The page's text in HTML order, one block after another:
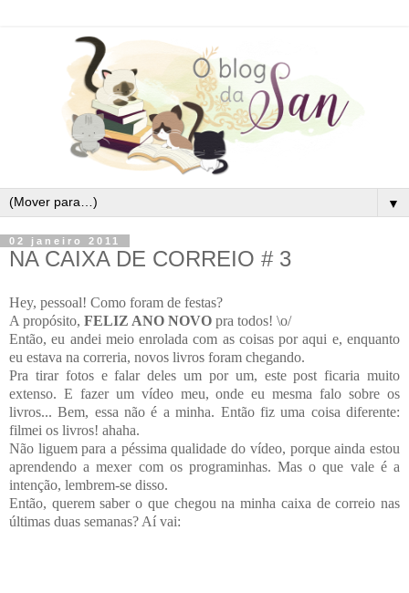
▼
02 janeiro 2011
NA CAIXA DE CORREIO # 3
Hey, pessoal! Como foram de festas?
A propósito, FELIZ ANO NOVO pra todos! \o/
Então, eu andei meio enrolada com as coisas por aqui e, enquanto
eu estava na correria, novos livros foram chegando.
Pra tirar fotos e falar deles um por um, este post ficaria muito
extenso. E fazer um vídeo meu, onde eu mesma falo sobre os
livros... Bem, essa não é a minha. Então fiz uma coisa diferente:
filmei os livros! ahaha.
Não liguem para a péssima qualidade do vídeo, porque ainda estou
aprendendo a mexer com os programinhas. Mas o que vale é a
intenção, lembrem-se disso.
Então, querem saber o que chegou na minha caixa de correio nas
últimas duas semanas? Aí vai: